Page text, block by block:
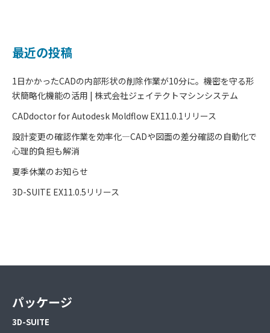
最近の投稿
1日かかったCADの内部形状の削除作業が10分に。機密を守る形
状簡略化機能の活用 | 株式会社ジェイテクトマシンシステム
CADdoctor for Autodesk Moldflow EX11.0.1リリース
設計変更の確認作業を効率化―CADや図面の差分確認の自動化で
心理的負担も解消
夏季休業のお知らせ
3D-SUITE EX11.0.5リリース
パッケージ
3D-SUITE